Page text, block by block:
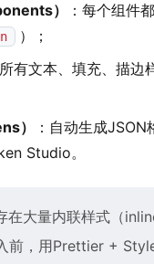
） ：每个组件
）；
所有文本、填充、描
）
：自动生成
Studio。
在大量内联样式（
前，用Prettier +